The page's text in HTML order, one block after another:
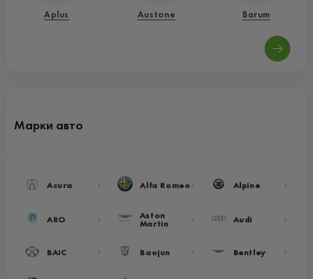
Aplus Austone Barum
Марки авто
Acura Alfa Romeo Alpine
ARO Aston
Martin Audi
BAIC Baojun Bentley